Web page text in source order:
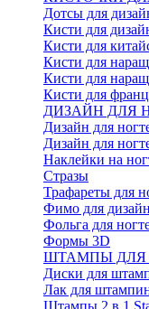
Дотсы для
Кисти для
Кисти для
Кисти для
Кисти для
Кисти для
ДИЗАЙН ДЛЯ
Дизайн для
Дизайн для
Наклейки на
Стразы
Трафареты для
Фимо для
Фольга для
Формы 3D
ШТАМПЫ ДЛЯ
Диски для
Лак для
Штампы 2 в 1